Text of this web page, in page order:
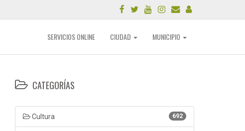
SERVICIOS ONLINE CIUDAD MUNICIPIO
CATEGORÍAS
692
Cultura